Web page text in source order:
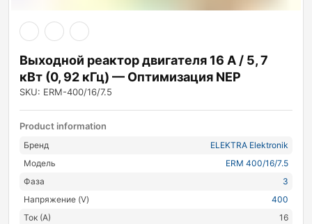
Выходной реактор двигателя 16 А / 5, 7
кВт (0, 92 кГц) — Оптимизация NEP
SKU: ERM-400/16/7.5
Product information
Бренд
ELEKTRA Elektronik
Модель
ERM 400/16/7.5
Фаза
3
Напряжение (V)
400
Ток (А)
16